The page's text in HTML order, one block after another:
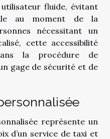
fluide, évitant
au moment de la
nécessitant un
cette accessibilité
la procédure de
gage de sécurité et de
représente un
d’un service de taxi et